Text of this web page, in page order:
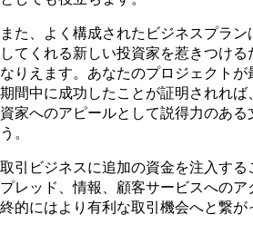
また、よく構成されたビジネスプラ
してくれる新しい投資家を惹きつけ
なりえます。あなたのプロジェクトが
期間中に成功したことが証明されれ
資家へのアピールとして説得力のある
う。
取引ビジネスに追加の資金を注入す
プレッド、情報、顧客サービスへの
終的にはより有利な取引機会へと繋が